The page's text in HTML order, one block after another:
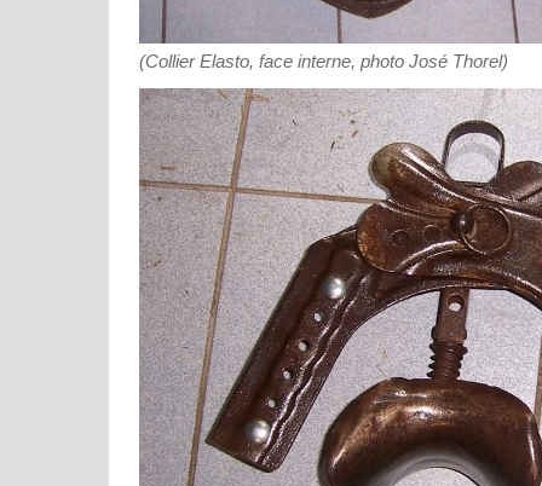
(Collier Elasto, face interne, photo José Thorel)